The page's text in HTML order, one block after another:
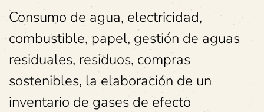
Consumo de agua, electricidad,
combustible, papel, gestión de aguas
residuales, residuos, compras
sostenibles, la elaboración de un
inventario de gases de efecto